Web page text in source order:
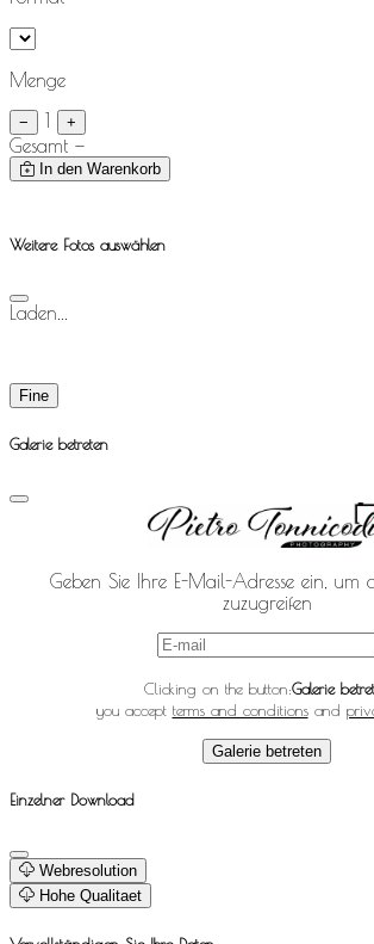
Menge
− 1 +
Gesamt —
In den Warenkorb
Weitere Fotos auswählen
Laden...
Fine
Galerie betreten
Geben Sie Ihre E-Mail-Adresse ein, um
zuzugreifen
Clicking on the button:Galerie
you accept terms and conditionsand
Galerie betreten
Einzelner Download
Webresolution
Hohe Qualitaet